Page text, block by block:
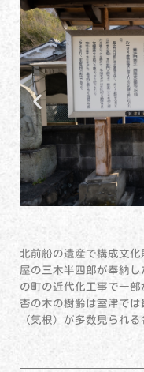
北前船の遺産で構成文
屋の三木半四郎が奉納
の町の近代化工事で一
杏の木の樹齢は室津で
（気根）が多数見られる